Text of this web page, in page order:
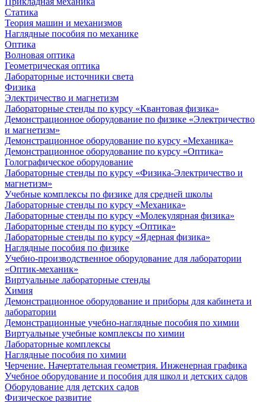
Статика
Теория машин и механизмов
Наглядные пособия по механике
Оптика
Волновая оптика
Геометрическая оптика
Лабораторные источники света
Физика
Электричество и магнетизм
Лабораторные стенды по курсу «Квантовая физика»
Демонстрационное оборудование по физике «Электричество
и магнетизм»
Демонстрационное оборудование по курсу «Механика»
Демонстрационное оборудование по курсу «Оптика»
Голографическое оборудование
Лабораторные стенды по курсу «Физика-Электричество и
магнетизм»
Учебные комплексы по физике для средней школы
Лабораторные стенды по курсу «Механика»
Лабораторные стенды по курсу «Молекулярная физика»
Лабораторные стенды по курсу «Оптика»
Лабораторные стенды по курсу «Ядерная физика»
Наглядные пособия по физике
Учебно-производственное оборудование для лаборатории
«Оптик-механик»
Виртуальные лабораторные стенды
Химия
Демонстрационное оборудование и приборы для кабинета и
лаборатории
Демонстрационные учебно-наглядные пособия по химии
Виртуальные учебные комплексы по химии
Лабораторные комплексы
Наглядные пособия по химии
Черчение. Начертательная геометрия. Инженерная графика
Учебное оборудование и пособия для школ и детских садов
Оборудование для детских садов
Физическое развитие